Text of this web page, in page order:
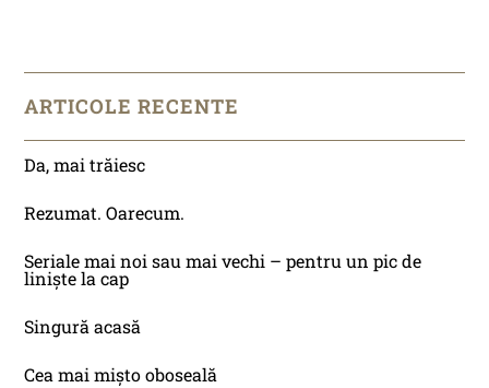
ARTICOLE RECENTE
Da, mai trăiesc
Rezumat. Oarecum.
Seriale mai noi sau mai vechi – pentru un pic de
liniște la cap
Singură acasă
Cea mai mișto oboseală